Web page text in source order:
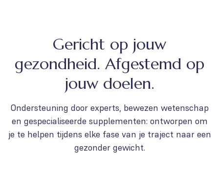
Gericht op jouw
gezondheid. Afgestemd op
jouw doelen.
Ondersteuning door experts, bewezen wetenschap
en gespecialiseerde supplementen: ontworpen om
je te helpen tijdens elke fase van je traject naar een
gezonder gewicht.